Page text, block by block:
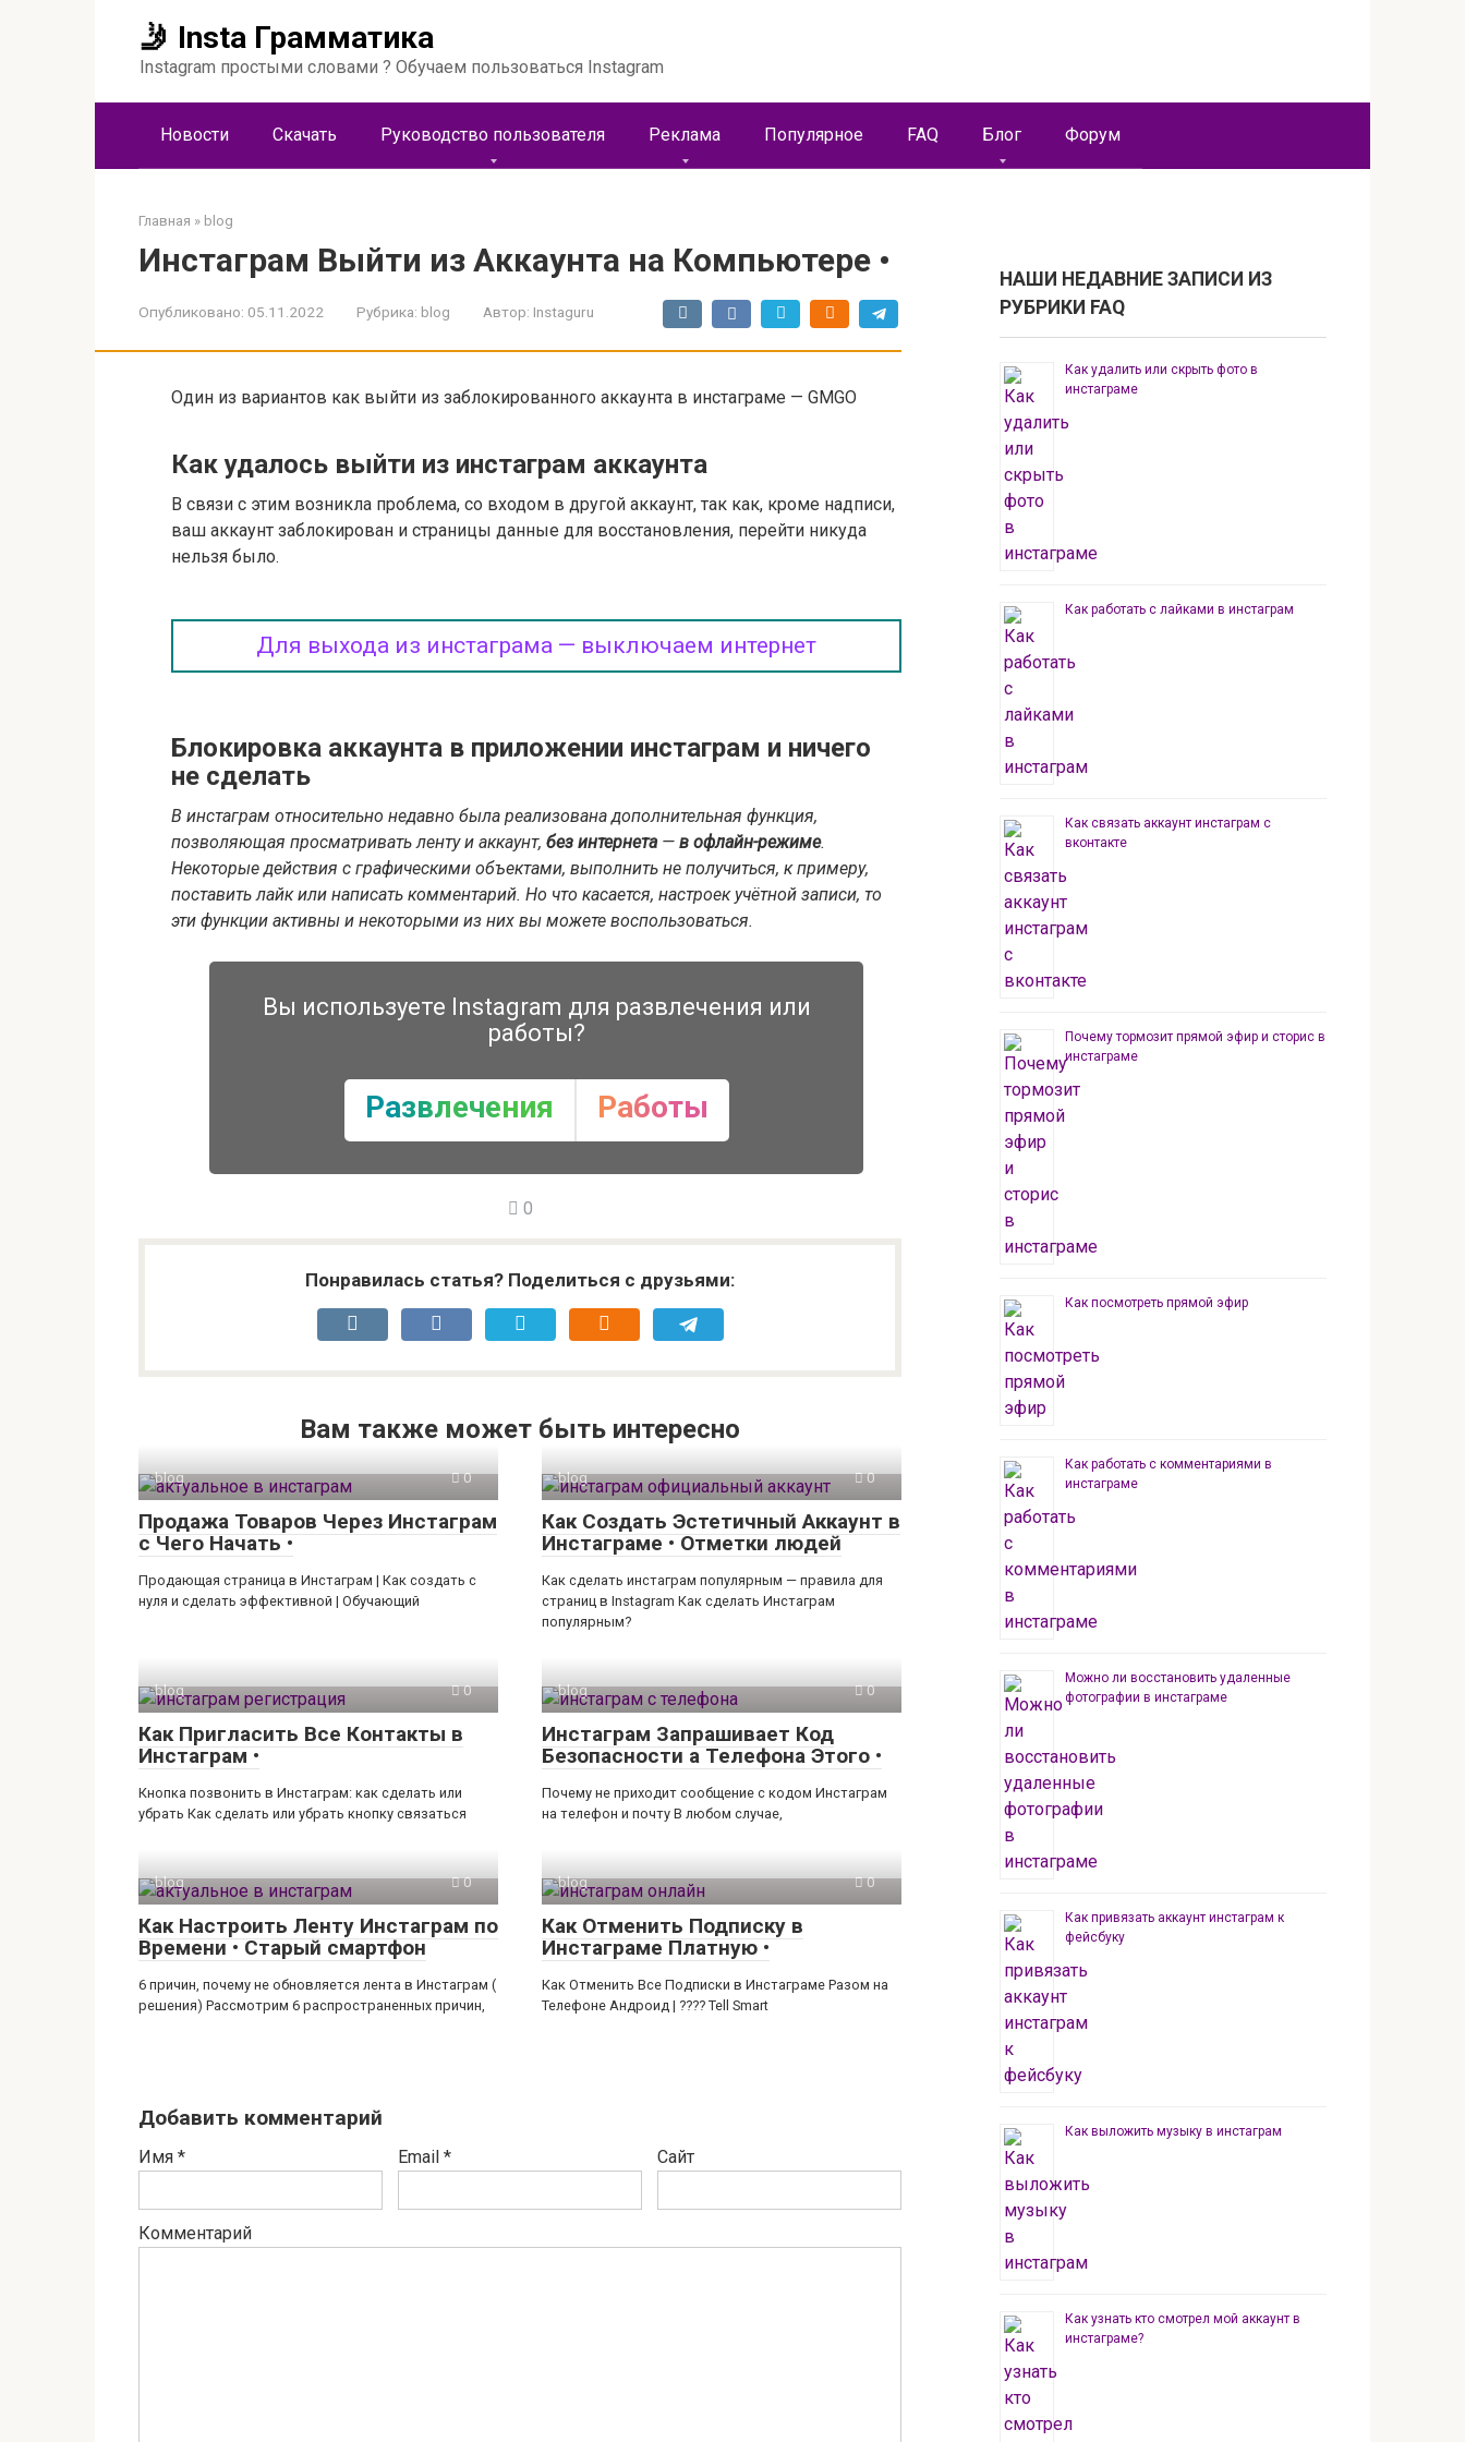
🤳 Insta Грамматика
Instagram простыми словами ? Обучаем пользоваться Instagram
Новости Скачать Руководство пользователя Реклама Популярное FAQ Блог Форум
Главная » blog
Инстаграм Выйти из Аккаунта на Компьютере •
Опубликовано: 05.11.2022 Рубрика: blog Автор: Instaguru
Один из вариантов как выйти из заблокированного аккаунта в инстаграме — GMGO
Как удалось выйти из инстаграм аккаунта
В связи с этим возникла проблема, со входом в другой аккаунт, так как, кроме надписи,
ваш аккаунт заблокирован и страницы данные для восстановления, перейти никуда
нельзя было.
Для выхода из инстаграма — выключаем интернет
Блокировка аккаунта в приложении инстаграм и ничего
не сделать
В инстаграм относительно недавно была реализована дополнительная функция,
позволяющая просматривать ленту и аккаунт, без интернета — в офлайн-режиме.
Некоторые действия с графическими объектами, выполнить не получиться, к примеру,
поставить лайк или написать комментарий. Но что касается, настроек учётной записи, то
эти функции активны и некоторыми из них вы можете воспользоваться.
Вы используете Instagram для развлечения или
работы?
Развлечения Работы
0
Понравилась статья? Поделиться с друзьями:
Вам также может быть интересно
blog 0
Продажа Товаров Через Инстаграм
с Чего Начать •
Продающая страница в Инстаграм | Как создать с
нуля и сделать эффективной | Обучающий
blog 0
Как Создать Эстетичный Аккаунт в
Инстаграме • Отметки людей
Как сделать инстаграм популярным — правила для
страниц в Instagram Как сделать Инстаграм
популярным?
blog 0
Как Пригласить Все Контакты в
Инстаграм •
Кнопка позвонить в Инстаграм: как сделать или
убрать Как сделать или убрать кнопку связаться
blog 0
Инстаграм Запрашивает Код
Безопасности а Телефона Этого •
Почему не приходит сообщение с кодом Инстаграм
на телефон и почту В любом случае,
blog 0
Как Настроить Ленту Инстаграм по
Времени • Старый смартфон
6 причин, почему не обновляется лента в Инстаграм (
решения) Рассмотрим 6 распространенных причин,
blog 0
Как Отменить Подписку в
Инстаграме Платную •
Как Отменить Все Подписки в Инстаграме Разом на
Телефоне Андроид | ???? Tell Smart
Добавить комментарий
Имя * Email * Сайт
Комментарий
НАШИ НЕДАВНИЕ ЗАПИСИ ИЗ
РУБРИКИ FAQ
Как удалить или скрыть фото в
инстаграме
Как работать с лайками в инстаграм
Как связать аккаунт инстаграм с
вконтакте
Почему тормозит прямой эфир и сторис в
инстаграме
Как посмотреть прямой эфир
Как работать с комментариями в
инстаграме
Можно ли восстановить удаленные
фотографии в инстаграме
Как привязать аккаунт инстаграм к
фейсбуку
Как выложить музыку в инстаграм
Как узнать кто смотрел мой аккаунт в
инстаграме?